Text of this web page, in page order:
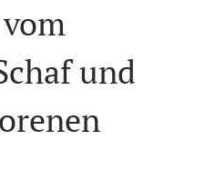
und